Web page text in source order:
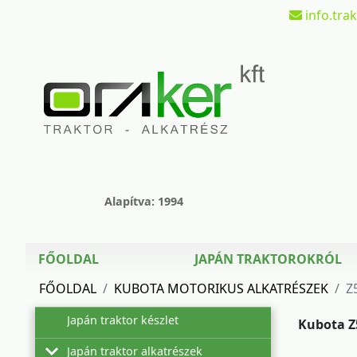
Alapítva: 1994
FŐOLDAL JAPÁN TRAKTOROKRÓL
FŐOLDAL
KUBOTA MOTORIKUS ALKATRÉSZEK
Kubota
Japán traktor készlet
Japán traktor alkatrészek